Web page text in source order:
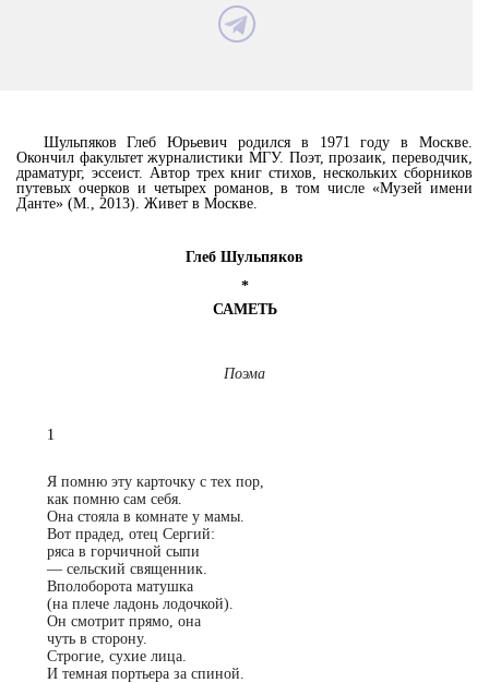
Шульпяков Глеб Юрьевич родился в 1971 году в Москве.
Окончил факультет журналистики МГУ. Поэт, прозаик, переводчик,
драматург, эссеист. Автор трех книг стихов, нескольких сборников
путевых очерков и четырех романов, в том числе «Музей имени
Данте» (М., 2013). Живет в Москве.
Глеб Шульпяков
*
САМЕТЬ
Поэма
1
Я помню эту карточку с тех пор,
как помню сам себя.
Она стояла в комнате у мамы.
Вот прадед, отец Сергий:
ряса в горчичной сыпи
—сельский священник.
Вполоборота матушка
(на плече ладонь лодочкой).
Он смотрит прямо, она
чуть в сторону.
Строгие, сухие лица.
И темная портьера за спиной.